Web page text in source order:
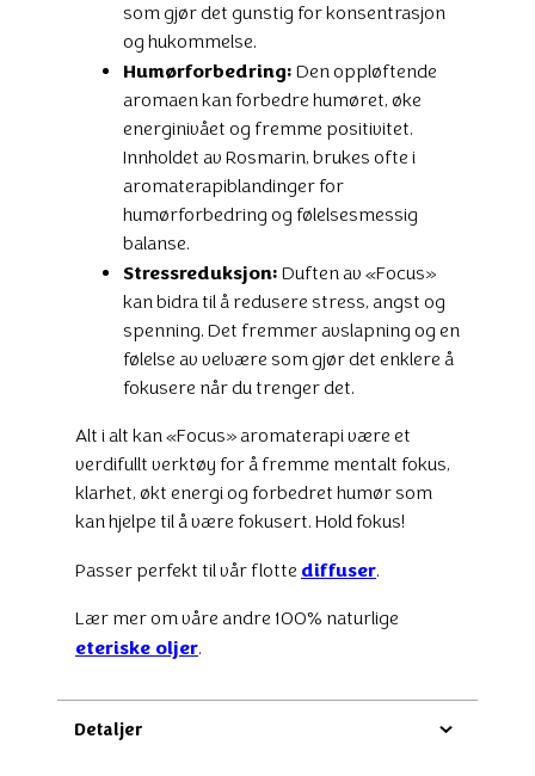
som gjør det gunstig for konsentrasjon
og hukommelse.
Humørforbedring: Den oppløftende
aromaen kan forbedre humøret, øke
energinivået og fremme positivitet.
Innholdet av Rosmarin, brukes ofte i
aromaterapiblandinger for
humørforbedring og følelsesmessig
balanse.
Stressreduksjon: Duften av «Focus»
kan bidra til å redusere stress, angst og
spenning. Det fremmer avslapning og en
følelse av velvære som gjør det enklere å
fokusere når du trenger det.
Alt i alt kan «Focus» aromaterapi være et
verdifullt verktøy for å fremme mentalt fokus,
klarhet, økt energi og forbedret humør som
kan hjelpe til å være fokusert. Hold fokus!
Passer perfekt til vår flotte diffuser.
Lær mer om våre andre 100% naturlige
eteriske oljer.
Detaljer